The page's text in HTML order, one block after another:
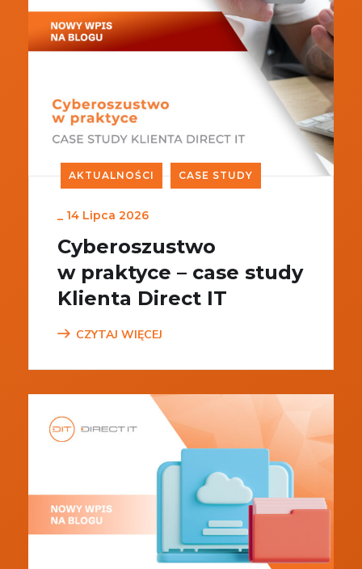
AKTUALNOŚCI CASE STUDY
_ 14 Lipca 2026
Cyberoszustwo
w praktyce – case study
Klienta Direct IT
CZYTAJ WIĘCEJ